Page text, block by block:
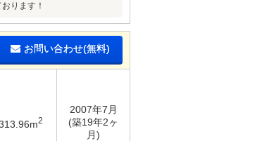
ります！
お問い合わせ(無料)
2
2007年7月
(築19年2ヶ
月)